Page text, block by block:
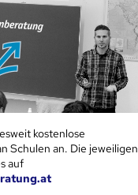
kostenlose
Schulen an. Die jeweiligen
auf